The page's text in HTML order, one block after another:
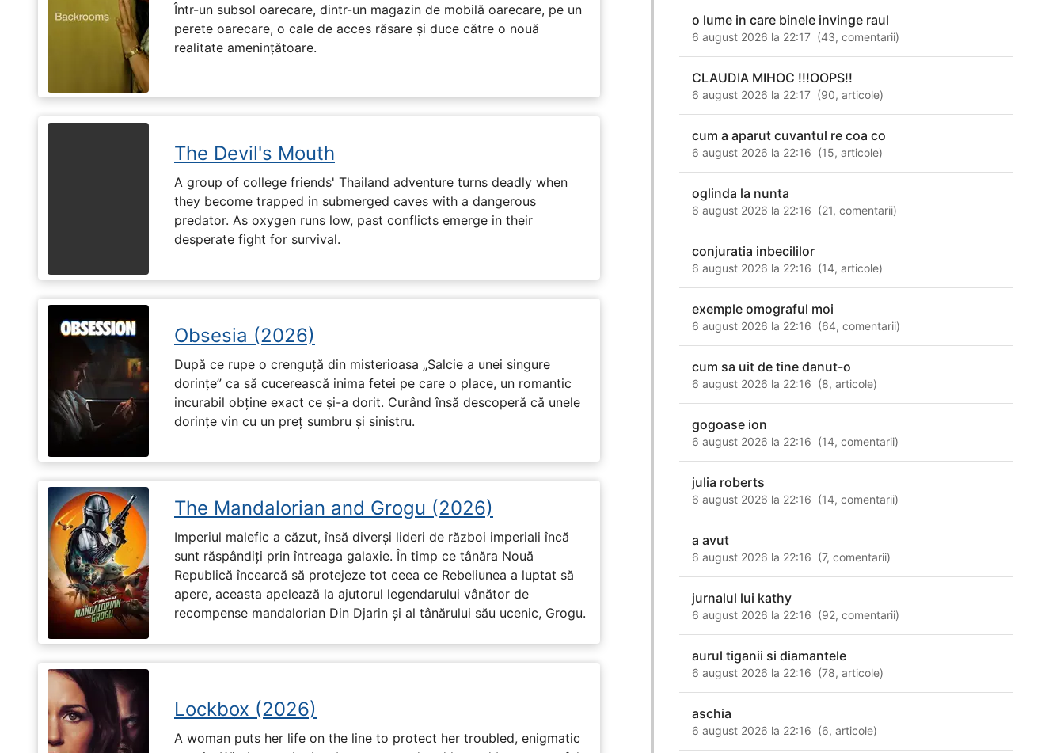
Într-un subsol oarecare, dintr-un magazin de mobilă oarecare, pe un
perete oarecare, o cale de acces răsare și duce către o nouă
realitate amenințătoare.
The Devil's Mouth
A group of college friends' Thailand adventure turns deadly when
they become trapped in submerged caves with a dangerous
predator. As oxygen runs low, past conflicts emerge in their
desperate fight for survival.
Obsesia (2026)
După ce rupe o crenguță din misterioasa „Salcie a unei singure
dorințe” ca să cucerească inima fetei pe care o place, un romantic
incurabil obține exact ce și-a dorit. Curând însă descoperă că unele
dorințe vin cu un preț sumbru și sinistru.
The Mandalorian and Grogu (2026)
Imperiul malefic a căzut, însă diverși lideri de război imperiali încă
sunt răspândiți prin întreaga galaxie. În timp ce tânăra Nouă
Republică încearcă să protejeze tot ceea ce Rebeliunea a luptat să
apere, aceasta apelează la ajutorul legendarului vânător de
recompense mandalorian Din Djarin și al tânărului său ucenic, Grogu.
Lockbox (2026)
A woman puts her life on the line to protect her troubled, enigmatic
o lume in care binele invinge raul
6 august 2026 la 22:17 (43,comentarii)
CLAUDIA MIHOC !!!OOPS!!
6 august 2026 la 22:17 (90,articole)
cum a aparut cuvantul re coa co
6 august 2026 la 22:16 (15,articole)
oglinda la nunta
6 august 2026 la 22:16 (21,comentarii)
conjuratia inbecililor
6 august 2026 la 22:16 (14,articole)
exemple omograful moi
6 august 2026 la 22:16 (64,comentarii)
cum sa uit de tine danut-o
6 august 2026 la 22:16 (8,articole)
gogoase ion
6 august 2026 la 22:16 (14,comentarii)
julia roberts
6 august 2026 la 22:16 (14,comentarii)
a avut
6 august 2026 la 22:16 (7,comentarii)
jurnalul lui kathy
6 august 2026 la 22:16 (92,comentarii)
aurul tiganii si diamantele
6 august 2026 la 22:16 (78,articole)
aschia
6 august 2026 la 22:16 (6,articole)